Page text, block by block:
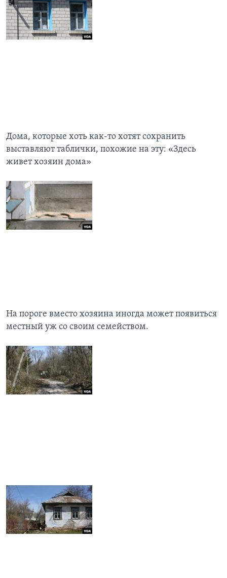
Дома, которые хоть как-то хотят сохранить
выставляют таблички, похожие на эту: «Здесь
живет хозяин дома»
На пороге вместо хозяина иногда может появиться
местный уж со своим семейством.